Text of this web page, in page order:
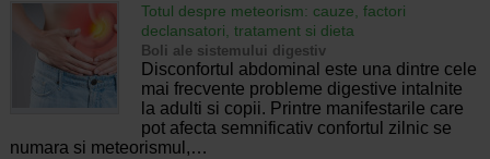
Totul despre meteorism: cauze, factori
declansatori, tratament si dieta
Boli ale sistemului digestiv
Disconfortul abdominal este una dintre cele
mai frecvente probleme digestive intalnite
la adulti si copii. Printre manifestarile care
pot afecta semnificativ confortul zilnic se
numara si meteorismul,…